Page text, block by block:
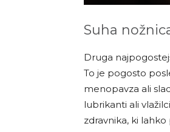
Suha
Druga
To je pogosto
menopavza ali
lubrikanti ali
zdravnika, ki